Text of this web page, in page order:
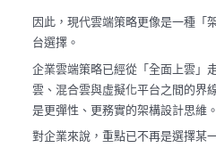
因此，現代雲端策略更像是一種「
台選擇。
企業雲端策略已經從「全面上雲」
雲、混合雲與虛擬化平台之間的界
是更彈性、更務實的架構設計思維。
對企業來說，重點已不再是選擇某